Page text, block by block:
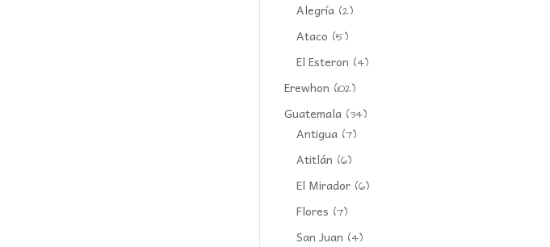
Alegría (2)
Ataco (5)
El Esteron (4)
Erewhon (102)
Guatemala (34)
Antigua (7)
Atitlán (6)
El Mirador (6)
Flores (7)
San Juan (4)